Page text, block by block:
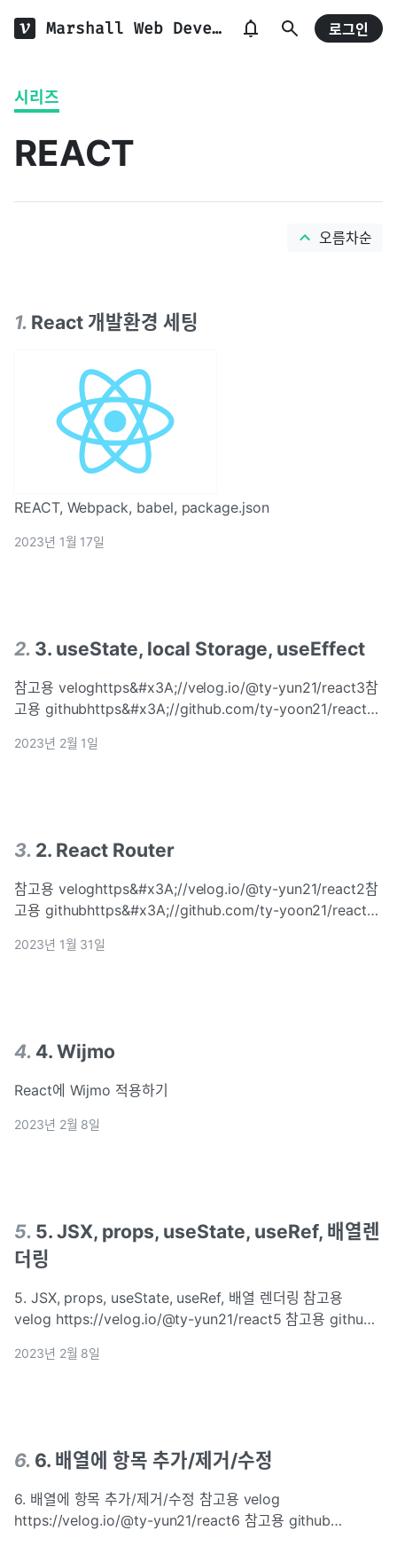
Marshall Web Develop 로그인
시리즈
REACT
오름차순
1. React 개발환경 세팅
REACT, Webpack, babel, package.json
2023년 1월 17일
2. 3. useState, local Storage, useEffect
참고용 veloghttps&#x3A;//velog.io/@ty-yun21/react3참
고용 githubhttps&#x3A;//github.com/ty-yoon21/react-
2023년 2월 1일
3. 2. React Router
참고용 veloghttps&#x3A;//velog.io/@ty-yun21/react2참
고용 githubhttps&#x3A;//github.com/ty-yoon21/react-
2023년 1월 31일
4. 4. Wijmo
React에 Wijmo 적용하기
2023년 2월 8일
5. 5. JSX, props, useState, useRef, 배열렌
더링
5. JSX, props, useState, useRef, 배열 렌더링 참고용
velog https://velog.io/@ty-yun21/react5 참고용 github
message : 목표 JSX props useState useRef 배열 렌더링
2023년 2월 8일
6. 6. 배열에 항목 추가/제거/수정
6. 배열에 항목 추가/제거/수정 참고용 velog
https://velog.io/@ty-yun21/react6 참고용 github